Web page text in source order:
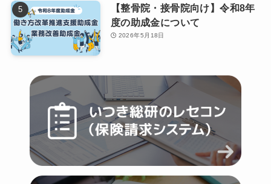
【整骨院・接骨院向け】令和8年
度の助成金について
2026年5月18日